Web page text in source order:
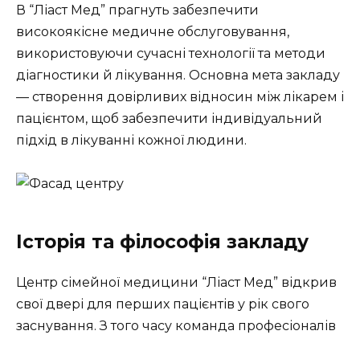
В “Ліаст Мед” прагнуть забезпечити
високоякісне медичне обслуговування,
використовуючи сучасні технології та методи
діагностики й лікування. Основна мета закладу
— створення довірливих відносин між лікарем і
пацієнтом, щоб забезпечити індивідуальний
підхід в лікуванні кожної людини.
Історія та філософія закладу
Центр сімейної медицини “Ліаст Мед” відкрив
свої двері для перших пацієнтів у рік свого
заснування. З того часу команда професіоналів